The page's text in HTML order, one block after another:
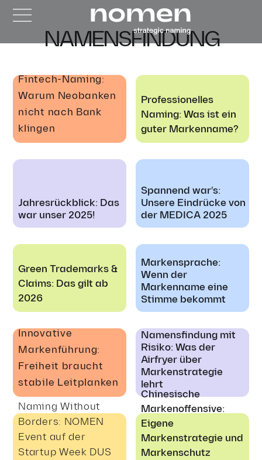
NAMENSFINDUNG
Fintech-Naming:
Warum Neobanken
nicht nach Bank
klingen
Professionelles
Naming: Was ist ein
guter Markenname?
Jahresrückblick: Das
war unser 2025!
Spannend war‘s:
Unsere Eindrücke von
der MEDICA 2025
Green Trademarks &
Claims: Das gilt ab
2026
Markensprache:
Wenn der
Markenname eine
Stimme bekommt
Innovative
Markenführung:
Freiheit braucht
stabile Leitplanken
Namensfindung mit
Risiko: Was der
Airfryer über
Markenstrategie
lehrt
Naming Without
Borders: NOMEN
Event auf der
Startup Week DUS
Chinesische
Markenoffensive:
Eigene
Markenstrategie und
Markenschutz